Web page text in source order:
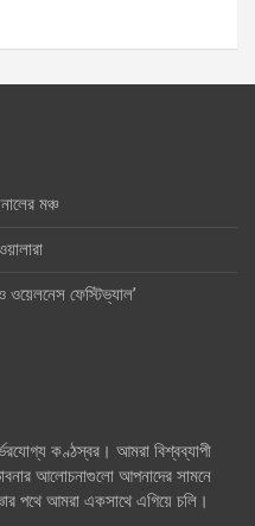
মঞ্চ
ফেস্টিভ্যাল’
কণ্ঠস্বর। আমরা বিশ্বব্যাপী
আলোচনাগুলো আপনাদের সামনে
পথে আমরা একসাথে এগিয়ে চলি।